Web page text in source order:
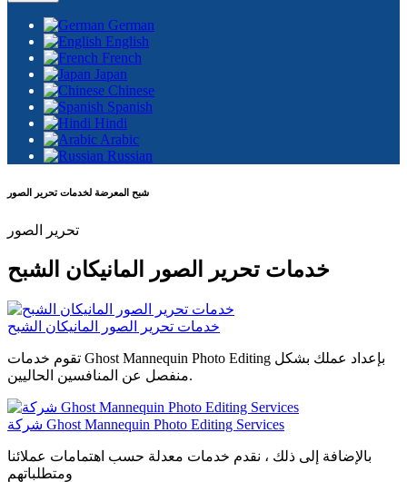
German
English
French
Japan
Chinese
Spanish
Hindi
Arabic
Russian
شبح المعرضة لخدمات تحرير الصور
تحرير الصور
خدمات تحرير الصور المانيكان الشبح
خدمات تحرير الصور المانيكان الشبح
تقوم خدمات Ghost Mannequin Photo Editing بإعداد عملك بشكل
منفصل عن المنافسين الحاليين.
شركة Ghost Mannequin Photo Editing Services
بالإضافة إلى ذلك ، نقدم خدمات معدلة حسب اهتمامات عملائنا
ومتطلباتهم